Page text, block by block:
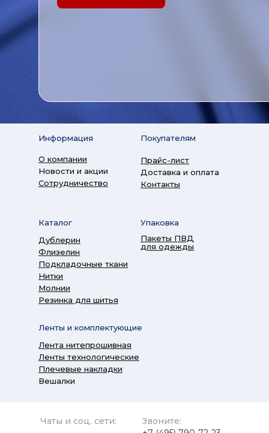
Информация
О компании
Новости и акции
Сотрудничество
Чаты и соц. сети:
Звоните:
Покупателям
Прайс-лист
Доставка и оплата
Контакты
Каталог
Дублерин
Флизелин
Подкладочные ткани
Нитки
Молнии
Резинка для шитья
Ленты и комплектующие
Лента нитепрошивная
Ленты технологические
Плечевые накладки
Вешалки
Упаковка
Пакеты ПВД
для одежды